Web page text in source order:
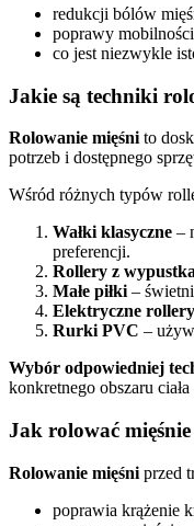
redukcji bólów
poprawy
co jest niezwykle
Jakie są techniki
Rolowanie mięśnito
potrzeb i dostępnego
Wśród różnych typów
Wałki klasyczne –
preferencji.
Rollery z
Małe piłki–
Elektryczne rollery
Rurki PVC –
Wybór odpowiedniej
konkretnego obszaru
Jak rolować
Rolowanie mięśni przed
poprawia krążenie